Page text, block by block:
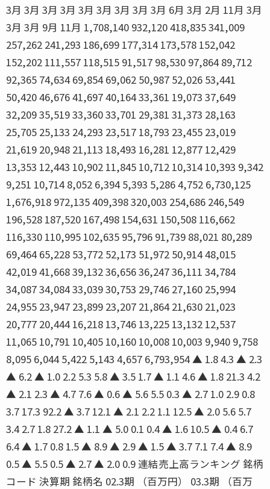
3月 3月 3月 3月 3月 3月 3月 3月 3月 6月 3月 2月 11月 3月
3月 3月 9月 11月 1,708,140 932,120 418,835 341,009
257,262 241,293 186,699 177,314 173,578 152,042
152,202 111,557 118,515 91,517 98,530 97,864 89,712
92,365 74,634 69,854 69,062 50,987 52,026 53,441
50,420 46,676 41,697 40,164 33,361 19,073 37,649
32,209 35,519 33,360 33,701 29,381 31,373 28,163
25,705 25,133 24,293 23,517 18,793 23,455 23,019
21,619 20,948 21,113 18,493 16,281 12,877 12,429
13,353 12,443 10,902 11,845 10,712 10,314 10,393 9,342
9,251 10,714 8,052 6,394 5,393 5,286 4,752 6,730,125
1,676,918 972,135 409,398 320,003 254,686 246,549
196,528 187,520 167,498 154,631 150,508 116,662
116,330 110,995 102,635 95,796 91,739 88,021 80,289
69,464 65,228 53,772 52,173 51,972 50,914 48,015
42,019 41,668 39,132 36,656 36,247 36,111 34,784
34,087 34,084 33,039 30,753 29,746 27,160 25,994
24,955 23,947 23,899 23,207 21,864 21,630 21,023
20,777 20,444 16,218 13,746 13,225 13,132 12,537
11,065 10,791 10,405 10,160 10,008 10,003 9,940 9,758
8,095 6,044 5,422 5,143 4,657 6,793,954 ▲ 1.8 4.3 ▲ 2.3
▲ 6.2 ▲ 1.0 2.2 5.3 5.8 ▲ 3.5 1.7 ▲ 1.1 4.6 ▲ 1.8 21.3 4.2
▲ 2.1 2.3 ▲ 4.7 7.6 ▲ 0.6 ▲ 5.6 5.5 0.3 ▲ 2.7 1.0 2.9 0.8
3.7 17.3 92.2 ▲ 3.7 12.1 ▲ 2.1 2.2 1.1 12.5 ▲ 2.0 5.6 5.7
3.4 2.7 1.8 27.2 ▲ 1.1 ▲ 5.0 0.1 0.4 ▲ 1.6 10.5 ▲ 0.4 6.7
6.4 ▲ 1.7 0.8 1.5 ▲ 8.9 ▲ 2.9 ▲ 1.5 ▲ 3.7 7.1 7.4 ▲ 8.9
0.5 ▲ 5.5 0.5 ▲ 2.7 ▲ 2.0 0.9 連結売上高ランキング 銘柄
コード 決算期 銘柄名 02.3期 （百万円） 03.3期 （百万